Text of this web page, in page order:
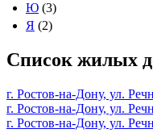
Ю (3)
Я (2)
Список жилых
г. Ростов-на-Дону, ул.
г. Ростов-на-Дону, ул.
г. Ростов-на-Дону, ул.